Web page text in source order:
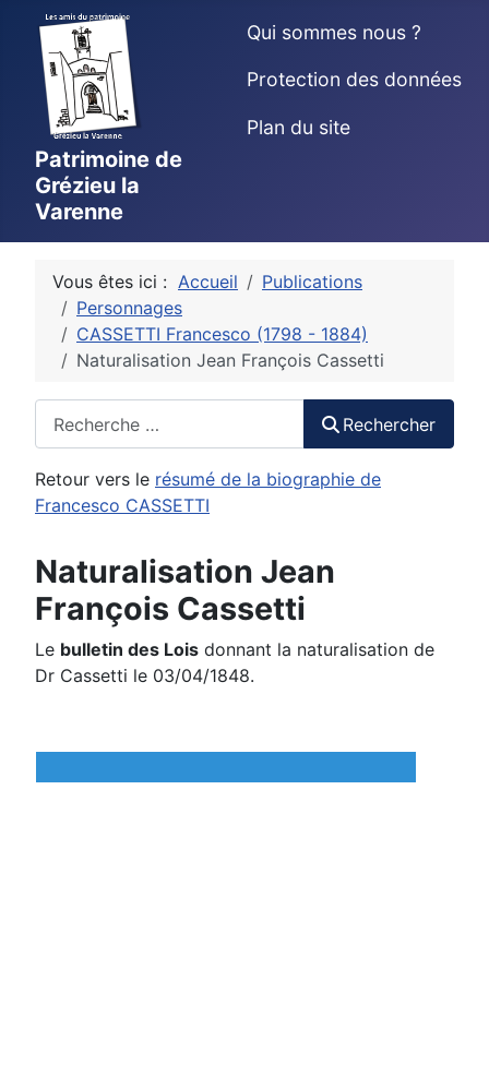
Patrimoine de
Grézieu la
Varenne
Qui sommes nous ?
Protection des données
Plan du site
Vous êtes ici : Accueil
Publications
Personnages
CASSETTI Francesco (1798 - 1884)
Naturalisation Jean François Cassetti
Rechercher
Retour vers le résumé de la biographie de
Francesco CASSETTI
Naturalisation Jean
François Cassetti
Le bulletin des Lois donnant la naturalisation de
Dr Cassetti le 03/04/1848.